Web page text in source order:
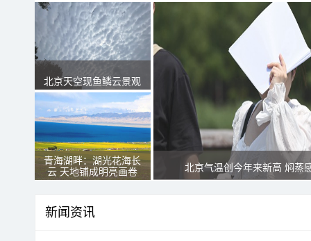
北京天空现鱼鳞云景观
青海湖畔：湖光花海长
云 天地铺成明亮画卷
北京气温创今年来新高 焖蒸
新闻资讯